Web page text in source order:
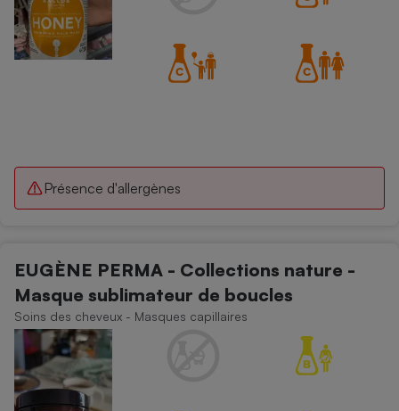
Présence d'allergènes
EUGÈNE PERMA - Collections nature -
Masque sublimateur de boucles
Soins des cheveux - Masques capillaires